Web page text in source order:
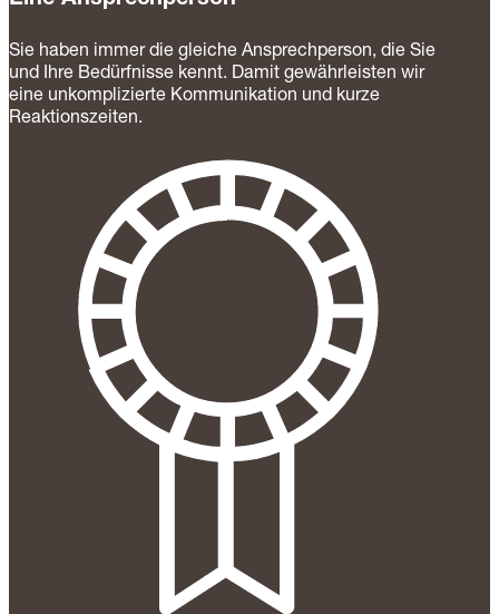
Sie haben immer die gleiche Ansprechperson, die Sie
und Ihre Bedürfnisse kennt. Damit gewährleisten wir
eine unkomplizierte Kommunikation und kurze
Reaktionszeiten.